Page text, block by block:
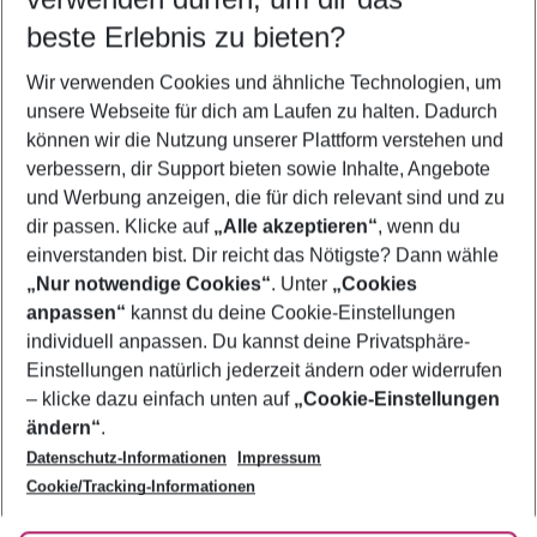
5-8 Nächte
2 Erwachsene Keine Kinder
Mehr Filter anzeigen
Footer
Footer navigation
Über uns
AGB
Bestpreisgarantie
Cookie-Einstellungen ändern
Cookie-Richtlinie
Agenturbetreuung
Barrierefreies Reisen
Folge uns
beste Erlebnis zu bieten?
Wir verwenden Cookies und ähnliche Technologien, um
unsere Webseite für dich am Laufen zu halten. Dadurch
können wir die Nutzung unserer Plattform verstehen und
verbessern, dir Support bieten sowie Inhalte, Angebote
und Werbung anzeigen, die für dich relevant sind und zu
dir passen. Klicke auf „Alle akzeptieren“, wenn du
einverstanden bist. Dir reicht das Nötigste? Dann wähle
„Nur notwendige Cookies“. Unter „Cookies
anpassen“ kannst du deine Cookie-Einstellungen
individuell anpassen. Du kannst deine Privatsphäre-
Einstellungen natürlich jederzeit ändern oder widerrufen
– klicke dazu einfach unten auf „Cookie-Einstellungen
ändern“.
Datenschutz-Informationen
Impressum
Cookie/Tracking-Informationen